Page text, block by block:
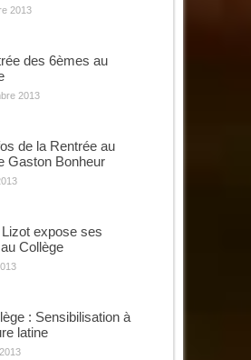
2013
des 6èmes au
2013
de la Rentrée au
Gaston Bonheur
expose ses
Collège
: Sensibilisation à
latine